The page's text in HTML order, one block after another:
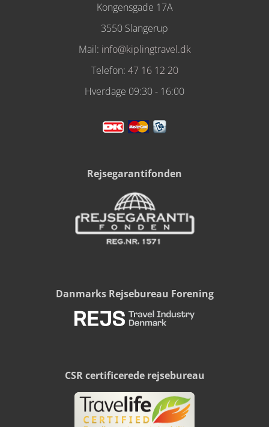
Kongensgade 17A
3550 Slangerup
Mail: info@kiplingtravel.dk
Telefon: 47 16 12 20
Hverdage 09:30 - 16:00
Rejsegarantifonden
Danmarks Rejsebureau Forening
CSR certificerede rejsebureau